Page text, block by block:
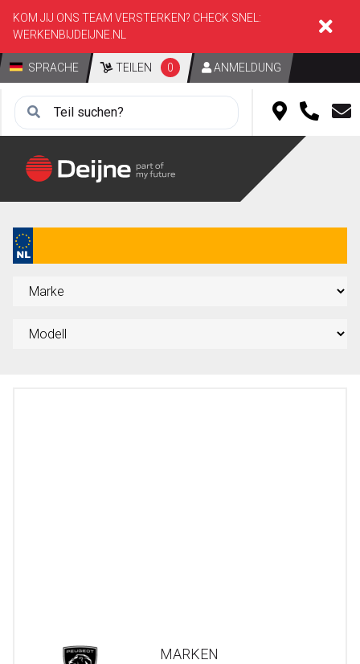
KOM JIJ ONS TEAM VERSTERKEN? CHECK SNEL:
WERKENBIJDEIJNE.NL
SPRACHE TEILEN 0 ANMELDUNG
MARKEN